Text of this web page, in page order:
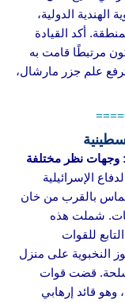
الهندية الدولية،
أكد القيادة
مرتبطًا قامت به
علم جزر مارشال،
وجهات نظر مختلفة
الإسرائيلية
بالقرب من خان
شملت هذه
للقوات
النخبوية على منزل
قضت قوات
وهو قائد إرهابي